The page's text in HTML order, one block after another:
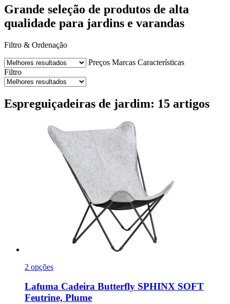
Grande seleção de produtos de alta
qualidade para jardins e varandas
Filtro & Ordenação
Preços Marcas Características
Filtro
Espreguiçadeiras de jardim: 15 artigos
2 opções
Lafuma Cadeira Butterfly SPHINX SOFT
Feutrine, Plume